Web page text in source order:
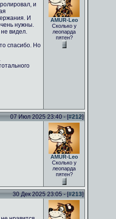
и
И
нужны.
видел.
спасибо. Но
AMUR-Leo
Сколько у
леопарда
пятен?
07 Июл 2025 23:40 - [#212]
AMUR-Leo
Сколько у
леопарда
пятен?
30 Дек 2025 23:05 - [#213]